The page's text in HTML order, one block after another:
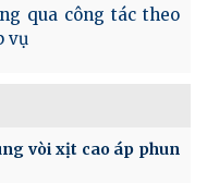
qua công tác theo
vụ
vòi xịt cao áp phun